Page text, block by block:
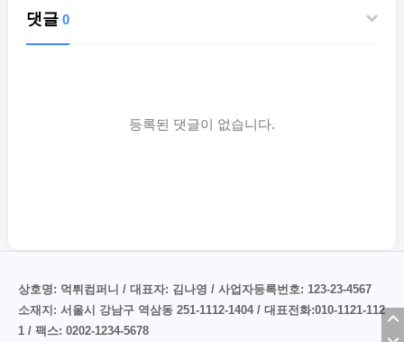
댓글 0
등록된 댓글이 없습니다.
상호명: 먹튀컴퍼니 / 대표자: 김나영 / 사업자등록번호: 123-23-4567
소재지: 서울시 강남구 역삼동 251-1112-1404 / 대표전화:010-1121-112
1 / 팩스: 0202-1234-5678